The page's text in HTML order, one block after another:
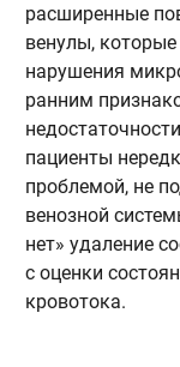
расширенные
венулы,
нарушения
ранним
пациенты
проблемой, не
венозной
нет» удаление
с оценки
кровотока.